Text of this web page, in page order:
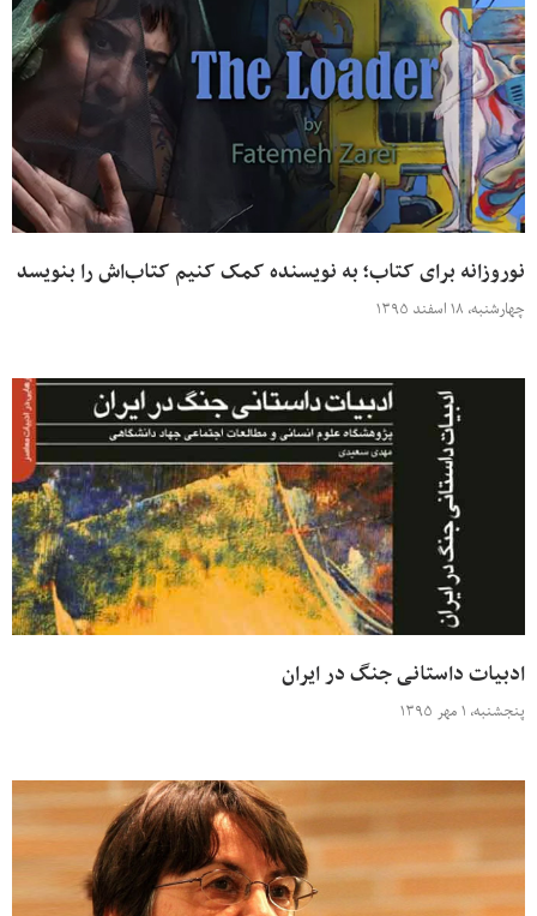
نوروزانه برای کتاب؛ به نویسنده کمک کنیم کتاب‌اش را بنویسد
چهارشنبه، ۱۸ اسفند ۱۳۹۵
ادبیات داستانی جنگ در ایران
پنجشنبه، ۱ مهر ۱۳۹۵